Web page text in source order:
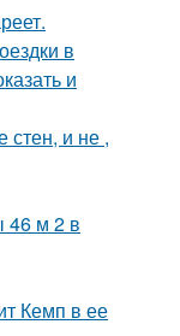
в
и
стен, и не ,
46 м 2 в
Кемп в ее